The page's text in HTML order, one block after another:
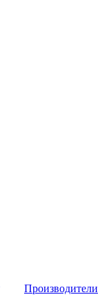
Производители